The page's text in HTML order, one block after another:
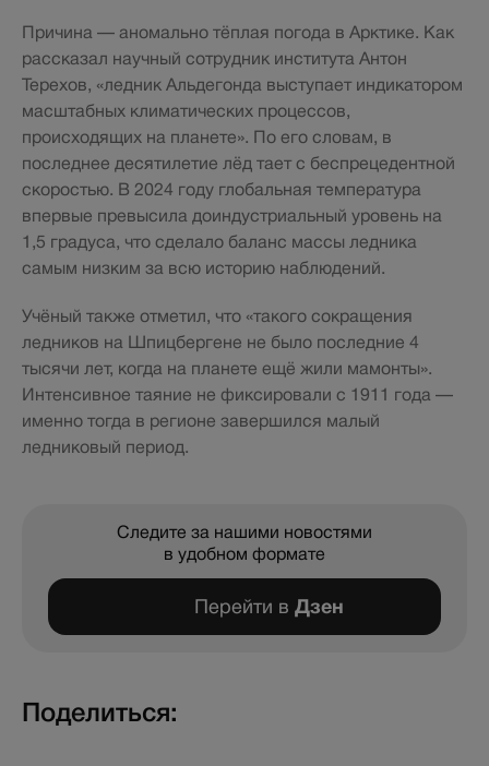
Причина — аномально тёплая погода в Арктике. Как
рассказал научный сотрудник института Антон
Терехов, «ледник Альдегонда выступает индикатором
масштабных климатических процессов,
происходящих на планете». По его словам, в
последнее десятилетие лёд тает с беспрецедентной
скоростью. В 2024 году глобальная температура
впервые превысила доиндустриальный уровень на
1,5 градуса, что сделало баланс массы ледника
самым низким за всю историю наблюдений.
Учёный также отметил, что «такого сокращения
ледников на Шпицбергене не было последние 4
тысячи лет, когда на планете ещё жили мамонты».
Интенсивное таяние не фиксировали с 1911 года —
именно тогда в регионе завершился малый
ледниковый период.
Следите за нашими новостями
в удобном формате
Перейти в Дзен
Поделиться: